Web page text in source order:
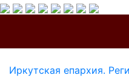
Иркутская епархия.